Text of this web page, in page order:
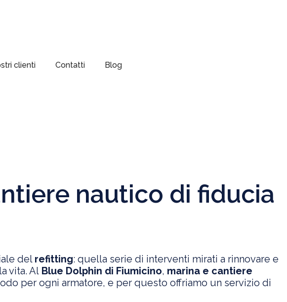
clienti Contatti Blog
nautico di fiducia
del refitting: quella serie di interventi mirati a rinnovare e
vita. Al Blue Dolphin di Fiumicino, marina e cantiere
per ogni armatore, e per questo offriamo un servizio di